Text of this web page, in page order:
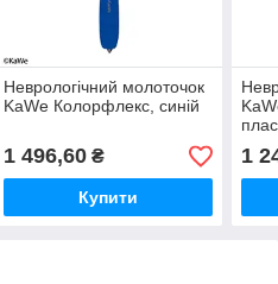
Неврологічний молоточок
KaWe Колорфлекс, синій
1 496,60₴
Купити
1